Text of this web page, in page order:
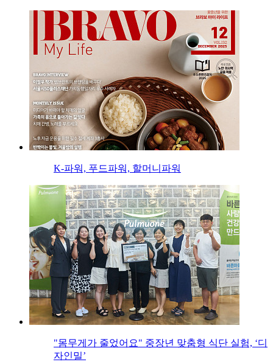
K-파워, 푸드파워, 할머니파워
"몸무게가 줄었어요" 중장년 맞춤형 식단 실험, ‘디
자인밀’